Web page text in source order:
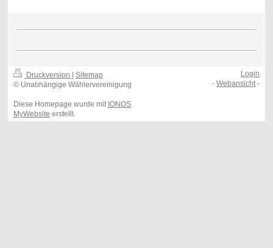
Druckversion
Sitemap
© Unabhängige Wählervereinigung
Diese Homepage wurde mit IONOS
MyWebsite erstellt.
Login
-Webansicht-